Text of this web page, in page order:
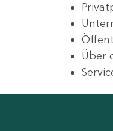
Über